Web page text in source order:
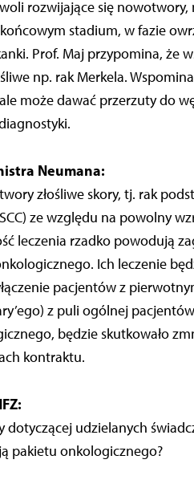
rozwijające się
końcowym stadium, w fazie
Prof. Maj przypomina, że
np. rak Merkela.
może dawać przerzuty do
Neumana:
złośliwe skory, tj. rak
ze względu na powolny
leczenia rzadko powodują
Ich leczenie
pacjentów z
z puli ogólnej
będzie skutkowało
kontraktu.
dotyczącej udzielanych
pakietu onkologicznego?